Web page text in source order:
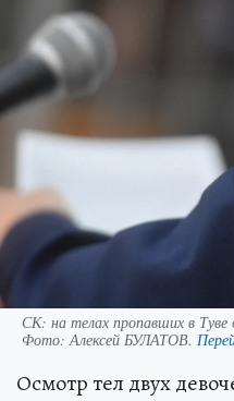
СК: на телах пропавших в Туве
Фото:Алексей БУЛАТОВ.
Осмотр тел двух